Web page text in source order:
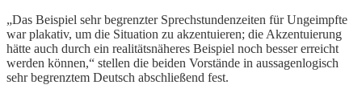
„Das Beispiel sehr begrenzter Sprechstundenzeiten für Ungeimpfte
war plakativ, um die Situation zu akzentuieren; die Akzentuierung
hätte auch durch ein realitätsnäheres Beispiel noch besser erreicht
werden können,“ stellen die beiden Vorstände in aussagenlogisch
sehr begrenztem Deutsch abschließend fest.